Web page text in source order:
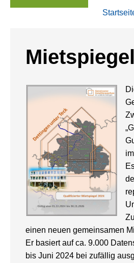
Mietspiegel
einen neuen gemeinsamen
Er basiert auf ca. 9.000
bis Juni 2024 bei zufällig